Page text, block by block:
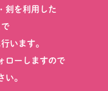
剣を利用した
います。
ローしますので
い。